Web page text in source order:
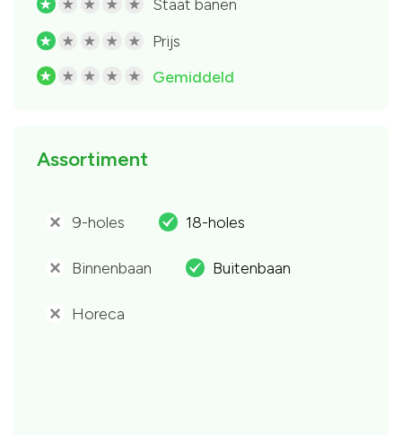
R R R R R Staat banen
R R R R R Prijs
R R R R R Gemiddeld
Assortiment
' 9-holes . 18-holes
' Binnenbaan . Buitenbaan
' Horeca